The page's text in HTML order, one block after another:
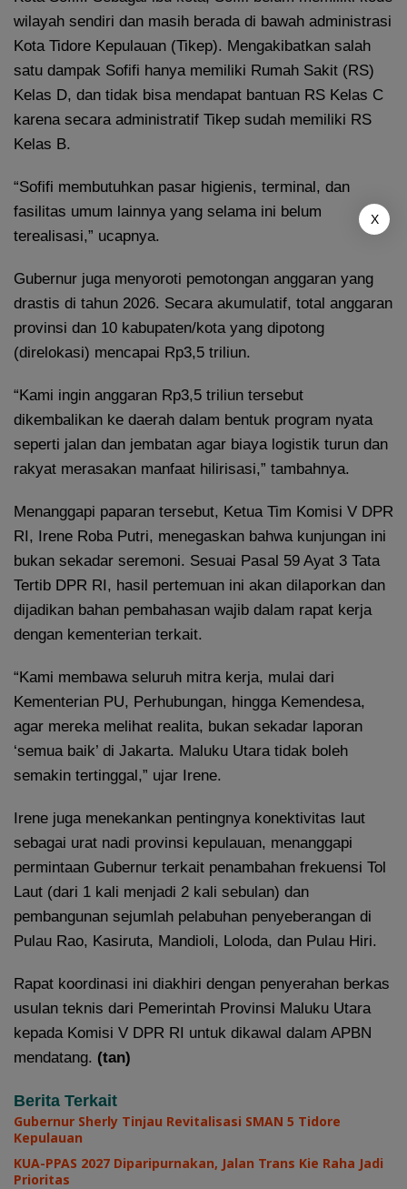
wilayah sendiri dan masih berada di bawah administrasi
Kota Tidore Kepulauan (Tikep). Mengakibatkan salah
satu dampak Sofifi hanya memiliki Rumah Sakit (RS)
Kelas D, dan tidak bisa mendapat bantuan RS Kelas C
karena secara administratif Tikep sudah memiliki RS
Kelas B.
“Sofifi membutuhkan pasar higienis, terminal, dan
fasilitas umum lainnya yang selama ini belum
terealisasi,” ucapnya.
Gubernur juga menyoroti pemotongan anggaran yang
drastis di tahun 2026. Secara akumulatif, total anggaran
provinsi dan 10 kabupaten/kota yang dipotong
(direlokasi) mencapai Rp3,5 triliun.
“Kami ingin anggaran Rp3,5 triliun tersebut
dikembalikan ke daerah dalam bentuk program nyata
seperti jalan dan jembatan agar biaya logistik turun dan
rakyat merasakan manfaat hilirisasi,” tambahnya.
Menanggapi paparan tersebut, Ketua Tim Komisi V DPR
RI, Irene Roba Putri, menegaskan bahwa kunjungan ini
bukan sekadar seremoni. Sesuai Pasal 59 Ayat 3 Tata
Tertib DPR RI, hasil pertemuan ini akan dilaporkan dan
dijadikan bahan pembahasan wajib dalam rapat kerja
dengan kementerian terkait.
“Kami membawa seluruh mitra kerja, mulai dari
Kementerian PU, Perhubungan, hingga Kemendesa,
agar mereka melihat realita, bukan sekadar laporan
‘semua baik’ di Jakarta. Maluku Utara tidak boleh
semakin tertinggal,” ujar Irene.
Irene juga menekankan pentingnya konektivitas laut
sebagai urat nadi provinsi kepulauan, menanggapi
permintaan Gubernur terkait penambahan frekuensi Tol
Laut (dari 1 kali menjadi 2 kali sebulan) dan
pembangunan sejumlah pelabuhan penyeberangan di
Pulau Rao, Kasiruta, Mandioli, Loloda, dan Pulau Hiri.
Rapat koordinasi ini diakhiri dengan penyerahan berkas
usulan teknis dari Pemerintah Provinsi Maluku Utara
kepada Komisi V DPR RI untuk dikawal dalam APBN
mendatang. (tan)
Berita Terkait
Gubernur Sherly Tinjau Revitalisasi SMAN 5 Tidore
Kepulauan
KUA-PPAS 2027 Diparipurnakan, Jalan Trans Kie Raha Jadi
Prioritas
X